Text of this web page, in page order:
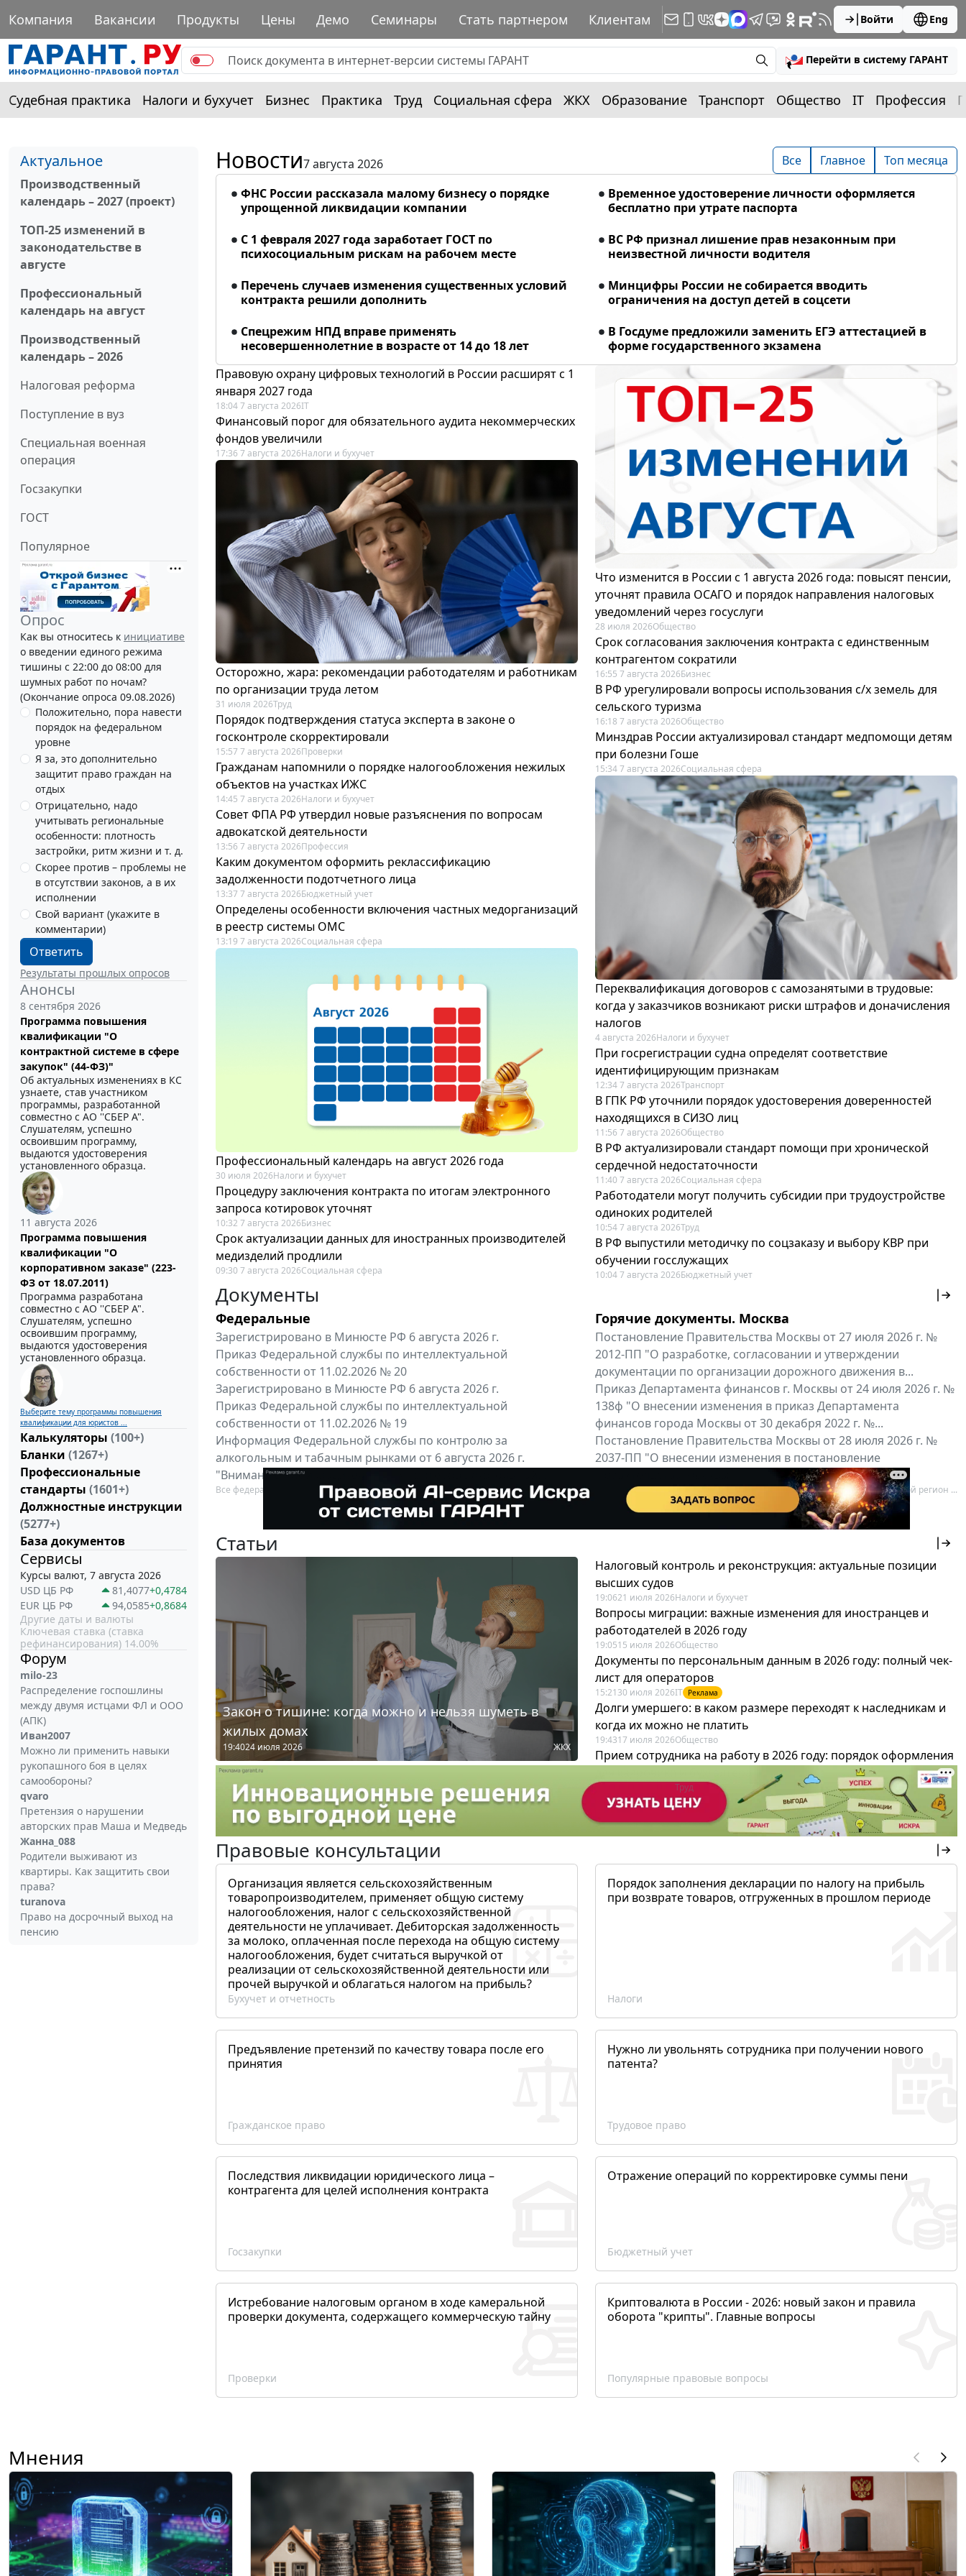
Компания Вакансии Продукты Цены Демо Семинары Стать партнером Клиентам Войти Eng
Перейти в систему ГАРАНТ
Судебная практика Налоги и бухучет Бизнес Практика Труд Социальная сфера ЖКХ Образование Транспорт Общество IT Профессия
Актуальное
Производственный
календарь – 2027 (проект)
ТОП-25 изменений в
законодательстве в
августе
Профессиональный
календарь на август
Производственный
календарь – 2026
Налоговая реформа
Поступление в вуз
Специальная военная
операция
Госзакупки
ГОСТ
Популярное
Опрос
Как вы относитесь к инициативе
о введении единого режима
тишины с 22:00 до 08:00 для
шумных работ по ночам?
(Окончание опроса 09.08.2026)
Положительно, пора навести
порядок на федеральном
уровне
Я за, это дополнительно
защитит право граждан на
отдых
Отрицательно, надо
учитывать региональные
особенности: плотность
застройки, ритм жизни и т. д.
Скорее против – проблемы не
в отсутствии законов, а в их
исполнении
Свой вариант (укажите в
комментарии)
Ответить
Результаты прошлых опросов
Анонсы
8 сентября 2026
Программа повышения
квалификации "О
контрактной системе в сфере
закупок" (44-ФЗ)"
Об актуальных изменениях в КС
узнаете, став участником
программы, разработанной
совместно с АО ''СБЕР А".
Слушателям, успешно
освоившим программу,
выдаются удостоверения
установленного образца.
11 августа 2026
Программа повышения
квалификации "О
корпоративном заказе" (223-
ФЗ от 18.07.2011)
Программа разработана
совместно с АО ''СБЕР А".
Слушателям, успешно
освоившим программу,
выдаются удостоверения
установленного образца.
Выберите тему программы повышения
квалификации для юристов ...
Калькуляторы (100+)
Бланки (1267+)
Профессиональные
стандарты (1601+)
Должностные инструкции
(5277+)
База документов
Сервисы
Курсы валют, 7 августа 2026
USD ЦБ РФ
81,4077+0,4784
EUR ЦБ РФ
94,0585+0,8684
Другие даты и валюты
Ключевая ставка (ставка
рефинансирования) 14.00%
Форум
milo-23
Распределение госпошлины
между двумя истцами ФЛ и ООО
(АПК)
Иван2007
Можно ли применить навыки
рукопашного боя в целях
самообороны?
qvaro
Претензия о нарушении
авторских прав Маша и Медведь
Жанна_088
Родители выживают из
квартиры. Как защитить свои
права?
turanova
Право на досрочный выход на
пенсию
Новости7 августа 2026 Все Главное Топ месяца
ФНС России рассказала малому бизнесу о порядке
упрощенной ликвидации компании
Временное удостоверение личности оформляется
бесплатно при утрате паспорта
С 1 февраля 2027 года заработает ГОСТ по
психосоциальным рискам на рабочем месте
ВС РФ признал лишение прав незаконным при
неизвестной личности водителя
Перечень случаев изменения существенных условий
контракта решили дополнить
Минцифры России не собирается вводить
ограничения на доступ детей в соцсети
Спецрежим НПД вправе применять
несовершеннолетние в возрасте от 14 до 18 лет
В Госдуме предложили заменить ЕГЭ аттестацией в
форме государственного экзамена
Правовую охрану цифровых технологий в России расширят с 1
января 2027 года
18:04 7 августа 2026IT
Финансовый порог для обязательного аудита некоммерческих
фондов увеличили
17:36 7 августа 2026Налоги и бухучет
Осторожно, жара: рекомендации работодателям и работникам
по организации труда летом
31 июля 2026Труд
Порядок подтверждения статуса эксперта в законе о
госконтроле скорректировали
15:57 7 августа 2026Проверки
Гражданам напомнили о порядке налогообложения нежилых
объектов на участках ИЖС
14:45 7 августа 2026Налоги и бухучет
Совет ФПА РФ утвердил новые разъяснения по вопросам
адвокатской деятельности
13:56 7 августа 2026Профессия
Каким документом оформить реклассификацию
задолженности подотчетного лица
13:37 7 августа 2026Бюджетный учет
Определены особенности включения частных медорганизаций
в реестр системы ОМС
13:19 7 августа 2026Социальная сфера
Профессиональный календарь на август 2026 года
30 июля 2026Налоги и бухучет
Процедуру заключения контракта по итогам электронного
запроса котировок уточнят
10:32 7 августа 2026Бизнес
Срок актуализации данных для иностранных производителей
медизделий продлили
09:30 7 августа 2026Социальная сфера
Что изменится в России с 1 августа 2026 года: повысят пенсии,
уточнят правила ОСАГО и порядок направления налоговых
уведомлений через госуслуги
28 июля 2026Общество
Срок согласования заключения контракта с единственным
контрагентом сократили
16:55 7 августа 2026Бизнес
В РФ урегулировали вопросы использования с/х земель для
сельского туризма
16:18 7 августа 2026Общество
Минздрав России актуализировал стандарт медпомощи детям
при болезни Гоше
15:34 7 августа 2026Социальная сфера
Переквалификация договоров с самозанятыми в трудовые:
когда у заказчиков возникают риски штрафов и доначисления
налогов
4 августа 2026Налоги и бухучет
При госрегистрации судна определят соответствие
идентифицирующим признакам
12:34 7 августа 2026Транспорт
В ГПК РФ уточнили порядок удостоверения доверенностей
находящихся в СИЗО лиц
11:56 7 августа 2026Общество
В РФ актуализировали стандарт помощи при хронической
сердечной недостаточности
11:40 7 августа 2026Социальная сфера
Работодатели могут получить субсидии при трудоустройстве
одиноких родителей
10:54 7 августа 2026Труд
В РФ выпустили методичку по соцзаказу и выбору КВР при
обучении госслужащих
10:04 7 августа 2026Бюджетный учет
Документы
Федеральные
Зарегистрировано в Минюсте РФ 6 августа 2026 г.
Приказ Федеральной службы по интеллектуальной
собственности от 11.02.2026 № 20
Зарегистрировано в Минюсте РФ 6 августа 2026 г.
Приказ Федеральной службы по интеллектуальной
собственности от 11.02.2026 № 19
Информация Федеральной службы по контролю за
алкогольным и табачным рынками от 6 августа 2026 г.
"Вниманию производителей и импортёров алкогольной...
Все федеральные документы
Горячие документы. Москва
Постановление Правительства Москвы от 27 июля 2026 г. №
2012-ПП "О разработке, согласовании и утверждении
документации по организации дорожного движения в...
Приказ Департамента финансов г. Москвы от 24 июля 2026 г. №
138ф "О внесении изменения в приказ Департамента
финансов города Москвы от 30 декабря 2022 г. №...
Постановление Правительства Москвы от 28 июля 2026 г. №
2037-ПП "О внесении изменения в постановление
Правительства Москвы от 26 июля 2011 г. № 334-ПП"
Все региональные документы Мой регион ...
Статьи
Закон о тишине: когда можно и нельзя шуметь в
жилых домах
19:4024 июля 2026 ЖКХ
Налоговый контроль и реконструкция: актуальные позиции
высших судов
19:0621 июля 2026Налоги и бухучет
Вопросы миграции: важные изменения для иностранцев и
работодателей в 2026 году
19:0515 июля 2026Общество
Документы по персональным данным в 2026 году: полный чек-
лист для операторов
15:21 30 июля 2026IT Реклама
Долги умершего: в каком размере переходят к наследникам и
когда их можно не платить
19:4317 июля 2026Общество
Прием сотрудника на работу в 2026 году: порядок оформления
12:28 Труд Реклама
Правовые консультации
Организация является сельскохозяйственным
товаропроизводителем, применяет общую систему
налогообложения, налог с сельскохозяйственной
деятельности не уплачивает. Дебиторская задолженность
за молоко, оплаченная после перехода на общую систему
налогообложения, будет считаться выручкой от
реализации от сельскохозяйственной деятельности или
прочей выручкой и облагаться налогом на прибыль?
Бухучет и отчетность
Порядок заполнения декларации по налогу на прибыль
при возврате товаров, отгруженных в прошлом периоде
Налоги
Предъявление претензий по качеству товара после его
принятия
Гражданское право
Нужно ли увольнять сотрудника при получении нового
патента?
Трудовое право
Последствия ликвидации юридического лица –
контрагента для целей исполнения контракта
Госзакупки
Отражение операций по корректировке суммы пени
Бюджетный учет
Истребование налоговым органом в ходе камеральной
проверки документа, содержащего коммерческую тайну
Проверки
Криптовалюта в России - 2026: новый закон и правила
оборота "крипты". Главные вопросы
Популярные правовые вопросы
Мнения